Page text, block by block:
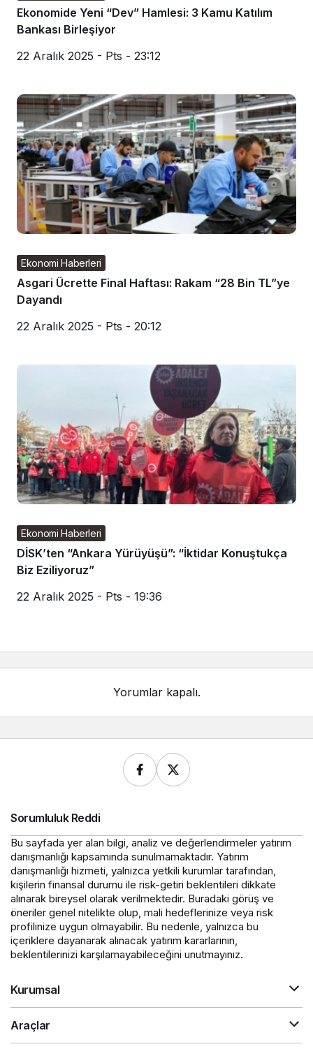
Ekonomide Yeni “Dev” Hamlesi: 3 Kamu Katılım
Bankası Birleşiyor
22 Aralık 2025 - Pts - 23:12
Ekonomi Haberleri
Asgari Ücrette Final Haftası: Rakam “28 Bin TL”ye
Dayandı
22 Aralık 2025 - Pts - 20:12
Ekonomi Haberleri
DİSK’ten “Ankara Yürüyüşü”: “İktidar Konuştukça
Biz Eziliyoruz”
22 Aralık 2025 - Pts - 19:36
Yorumlar kapalı.
Sorumluluk Reddi
Bu sayfada yer alan bilgi, analiz ve değerlendirmeler yatırım
danışmanlığı kapsamında sunulmamaktadır. Yatırım
danışmanlığı hizmeti, yalnızca yetkili kurumlar tarafından,
kişilerin finansal durumu ile risk-getiri beklentileri dikkate
alınarak bireysel olarak verilmektedir. Buradaki görüş ve
öneriler genel nitelikte olup, mali hedeflerinize veya risk
profilinize uygun olmayabilir. Bu nedenle, yalnızca bu
içeriklere dayanarak alınacak yatırım kararlarının,
beklentilerinizi karşılamayabileceğini unutmayınız.
Kurumsal
Araçlar